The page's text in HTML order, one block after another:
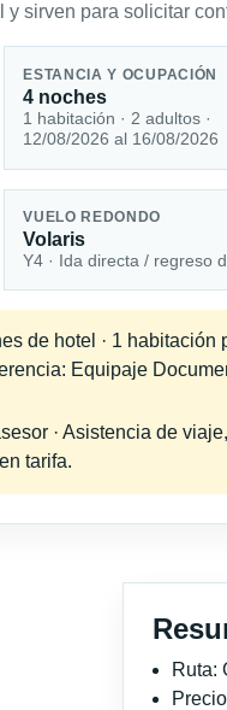
sirven para solicitar
ESTANCIA Y OCUPACIÓN
4 noches
1 habitación · 2 adultos ·
12/08/2026 al 16/08/2026
VUELO REDONDO
Volaris
Y4 · Ida directa / regreso
de hotel · 1
Equipaje
· Asistencia de
tarifa.
Ruta: